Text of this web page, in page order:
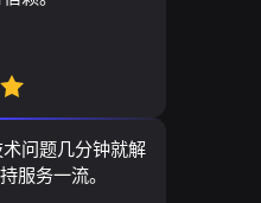
问题几分钟就解
服务一流。